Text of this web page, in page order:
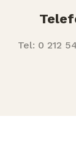
Tel: 0 212